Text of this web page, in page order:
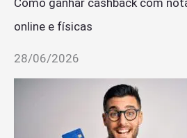
online e físicas
28/06/2026